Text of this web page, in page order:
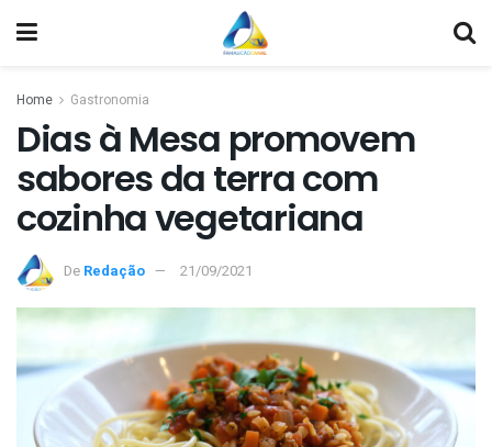
Home Gastronomia
Dias à Mesa promovem
sabores da terra com
cozinha vegetariana
De Redação 21/09/2021